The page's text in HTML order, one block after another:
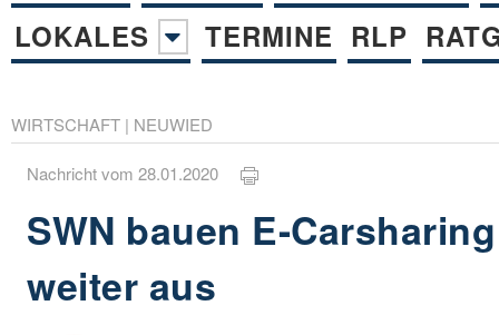
LOKALES
TERMINE RLP
WIRTSCHAFT | NEUWIED
Nachricht vom 28.01.2020
SWN bauen E-
weiter aus